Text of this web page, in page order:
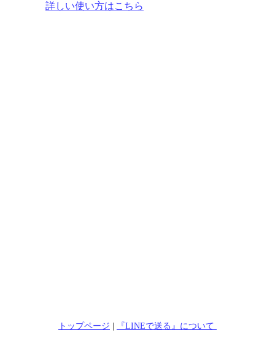
詳しい使い方はこちら
トップページ | 『LINEで送る』について